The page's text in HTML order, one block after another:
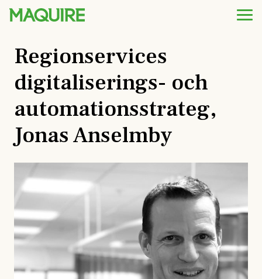
Regionservices
digitaliserings- och
automationsstrateg,
Jonas Anselmby